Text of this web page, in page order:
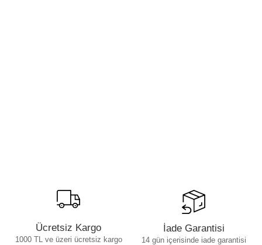
Ücretsiz Kargo
1000 TL ve üzeri ücretsiz kargo
İade Garantisi
14 gün içerisinde iade garantisi